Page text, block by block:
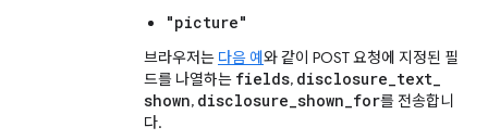
"picture"
브라우저는 다음 예와 같이 POST 요청에 지정된 필
드를 나열하는 fields, disclosure_text_
shown, disclosure_shown_for를 전송합니
다.